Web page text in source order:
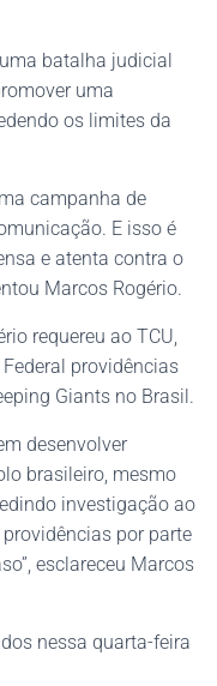
batalha judicial
uma
os limites da
campanha de
E isso é
e atenta contra o
Marcos Rogério.
requereu ao TCU,
providências
Giants no Brasil.
desenvolver
brasileiro, mesmo
investigação ao
por parte
esclareceu Marcos
nessa quarta-feira